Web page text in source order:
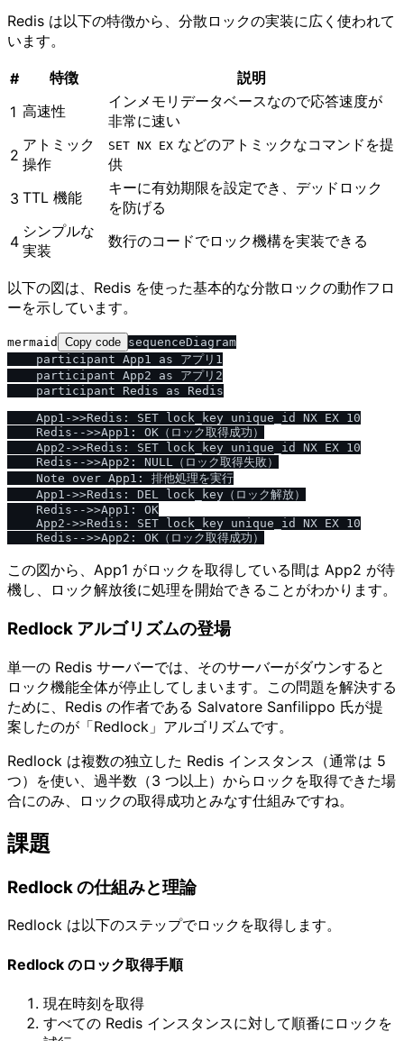
Redis は以下の特徴から、分散ロックの実装に広く使われて
います。
# 特徴
説明
1 高速性
インメモリデータベースなので応答速度が
非常に速い
2
アトミック
操作
SET NX EX などのアトミックなコマンドを提
供
3 TTL 機能
キーに有効期限を設定でき、デッドロック
を防げる
4
シンプルな
実装
数行のコードでロック機構を実装できる
以下の図は、Redis を使った基本的な分散ロックの動作フロ
ーを示しています。
mermaid Copy code sequenceDiagram
    participant App1 as アプリ1
    participant App2 as アプリ2
    participant Redis as Redis
    App1->>Redis: SET lock_key unique_id NX EX 10
    Redis-->>App1: OK（ロック取得成功）
    App2->>Redis: SET lock_key unique_id NX EX 10
    Redis-->>App2: NULL（ロック取得失敗）
    Note over App1: 排他処理を実行
    App1->>Redis: DEL lock_key（ロック解放）
    Redis-->>App1: OK
    App2->>Redis: SET lock_key unique_id NX EX 10
この図から、App1 がロックを取得している間は App2 が待
機し、ロック解放後に処理を開始できることがわかります。
Redlock アルゴリズムの登場
単一の Redis サーバーでは、そのサーバーがダウンすると
ロック機能全体が停止してしまいます。この問題を解決する
ために、Redis の作者である Salvatore Sanfilippo 氏が提
案したのが「Redlock」アルゴリズムです。
Redlock は複数の独立した Redis インスタンス（通常は 5
つ）を使い、過半数（3 つ以上）からロックを取得できた場
合にのみ、ロックの取得成功とみなす仕組みですね。
課題
Redlock の仕組みと理論
Redlock は以下のステップでロックを取得します。
Redlock のロック取得手順
現在時刻を取得
すべての Redis インスタンスに対して順番にロックを